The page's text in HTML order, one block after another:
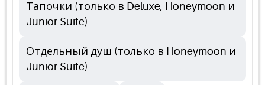
Тапочки (только в Deluxe, Honeymoon и
Junior Suite)
Отдельный душ (только в Honeymoon и
Junior Suite)